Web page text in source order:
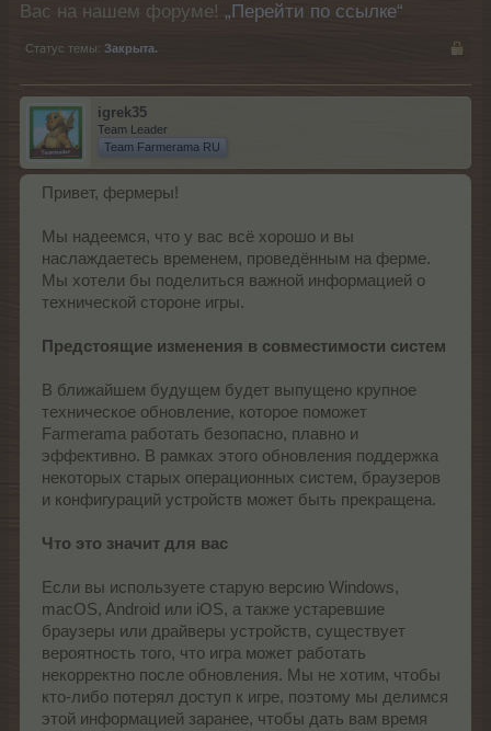
Вас на нашем форуме! „Перейти по ссылке“
Статус темы: Закрыта.
igrek35
Team Leader
Team Farmerama RU
Привет, фермеры!
Мы надеемся, что у вас всё хорошо и вы
наслаждаетесь временем, проведённым на ферме.
Мы хотели бы поделиться важной информацией о
технической стороне игры.
Предстоящие изменения в совместимости систем
В ближайшем будущем будет выпущено крупное
техническое обновление, которое поможет
Farmerama работать безопасно, плавно и
эффективно. В рамках этого обновления поддержка
некоторых старых операционных систем, браузеров
и конфигураций устройств может быть прекращена.
Что это значит для вас
Если вы используете старую версию Windows,
macOS, Android или iOS, а также устаревшие
браузеры или драйверы устройств, существует
вероятность того, что игра может работать
некорректно после обновления. Мы не хотим, чтобы
кто-либо потерял доступ к игре, поэтому мы делимся
этой информацией заранее, чтобы дать вам время